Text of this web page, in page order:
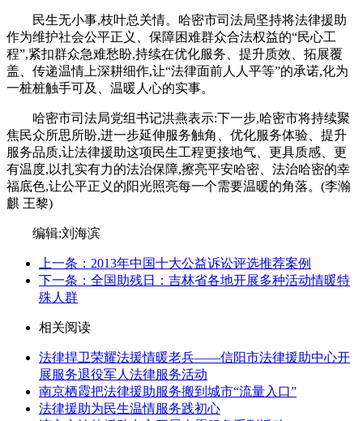
民生无小事,枝叶总关情。哈密市司法局坚持将法律援助
作为维护社会公平正义、保障困难群众合法权益的“民心工
程”,紧扣群众急难愁盼,持续在优化服务、提升质效、拓展覆
盖、传递温情上深耕细作,让“法律面前人人平等”的承诺,化为
一桩桩触手可及、温暖人心的实事。
哈密市司法局党组书记洪燕表示:下一步,哈密市将持续聚
焦民众所思所盼,进一步延伸服务触角、优化服务体验、提升
服务品质,让法律援助这项民生工程更接地气、更具质感、更
有温度,以扎实有力的法治保障,擦亮平安哈密、法治哈密的幸
福底色,让公平正义的阳光照亮每一个需要温暖的角落。(李瀚
麒 王黎)
编辑:刘海滨
上一条：2013年中国十大公益诉讼评选推荐案例
下一条：全国助残日：吉林省各地开展多种活动情暖特
殊人群
相关阅读
法律捍卫荣耀法援情暖老兵——信阳市法律援助中心开
展服务退役军人法律服务活动
南京栖霞把法律援助服务搬到城市“流量入口”
法律援助为民生温情服务践初心